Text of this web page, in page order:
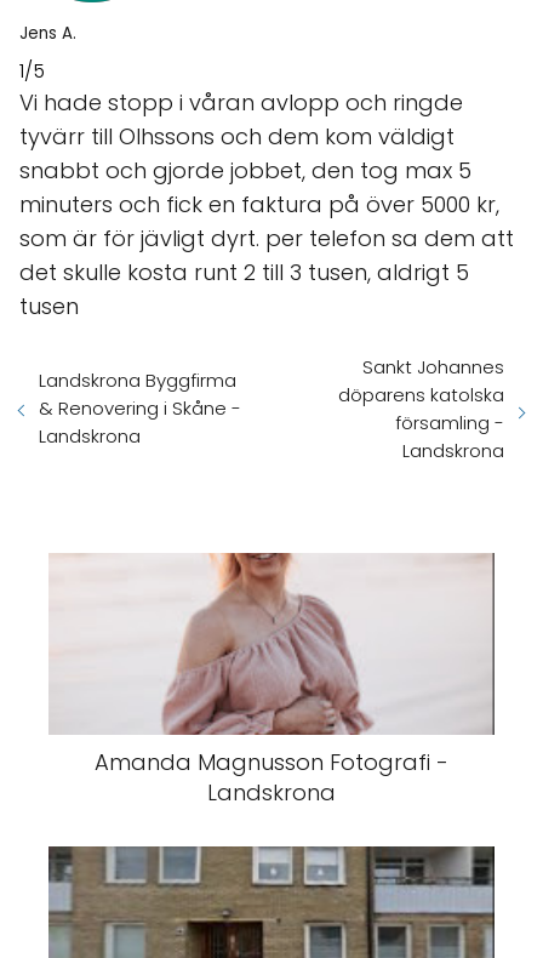
Jens A.
1/5
Vi hade stopp i våran avlopp och ringde
tyvärr till Olhssons och dem kom väldigt
snabbt och gjorde jobbet, den tog max 5
minuters och fick en faktura på över 5000 kr,
som är för jävligt dyrt. per telefon sa dem att
det skulle kosta runt 2 till 3 tusen, aldrigt 5
tusen
Landskrona Byggfirma
& Renovering i Skåne -
Landskrona
Sankt Johannes
döparens katolska
församling -
Landskrona
Amanda Magnusson Fotografi -
Landskrona